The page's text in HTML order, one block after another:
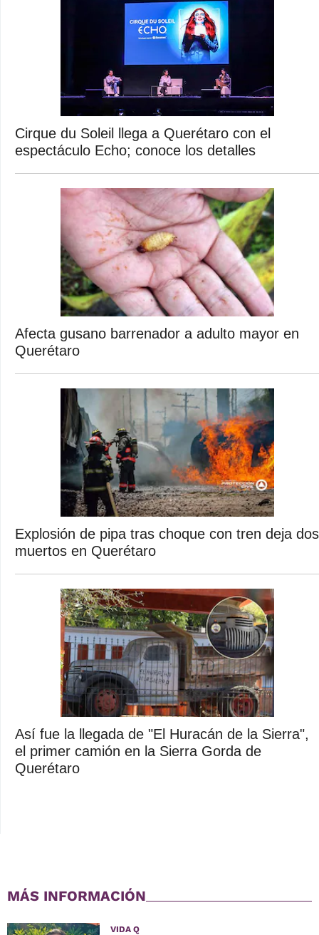
Cirque du Soleil llega a Querétaro con el
espectáculo Echo; conoce los detalles
Afecta gusano barrenador a adulto mayor en
Querétaro
Explosión de pipa tras choque con tren deja dos
muertos en Querétaro
Así fue la llegada de "El Huracán de la Sierra",
el primer camión en la Sierra Gorda de
Querétaro
MÁS INFORMACIÓN
VIDA Q